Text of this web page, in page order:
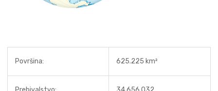
Površina: 625.225 km²